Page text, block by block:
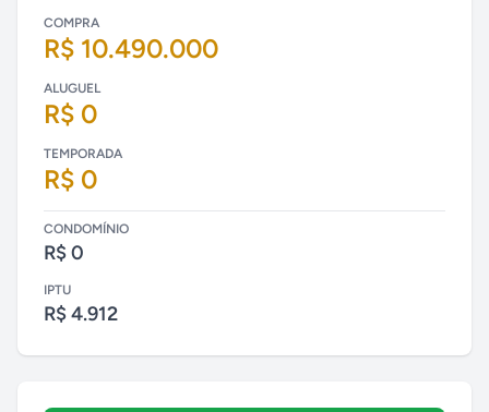
COMPRA
R$ 10.490.000
ALUGUEL
R$ 0
TEMPORADA
R$ 0
CONDOMÍNIO
R$ 0
IPTU
R$ 4.912